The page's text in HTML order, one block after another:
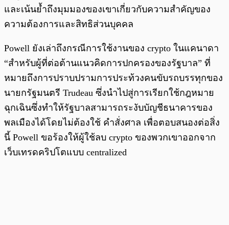
และเน้นย้ำถึงมุมมองของเขาเกี่ยวกับความสำคัญของ
ความต้องการและสิทธิส่วนบุคคล
Powell ยังเล่าถึงกรณีการใช้งานของ crypto ในแคนาดา
“สำหรับผู้ที่ต่อต้านแนวคิดการปกครองของรัฐบาล” ที่
หมายถึงการปราบปรามการประท้วงคนขับรถบรรทุกของ
นายกรัฐมนตรี Trudeau ซึ่งนำไปสู่การเรียกใช้กฎหมาย
ฉุกเฉินซึ่งทำให้รัฐบาลสามารถระงับบัญชีธนาคารของ
พลเมืองได้โดยไม่ต้องใช้ คำสั่งศาล เพื่อตอบสนองต่อสิ่ง
นี้ Powell ขอร้องให้ผู้ใช้ลบ crypto ของพวกเขาออกจาก
เว็บเทรดคริปโตแบบ centralized